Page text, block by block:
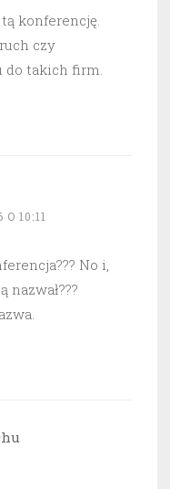
konferencję.
czy
do takich firm.
10:11
No i,
nazwał???